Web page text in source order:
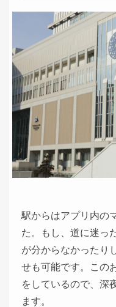
駅からはアプリ内の
た。もし、道に迷っ
が分からなかったり
せも可能です。この
をしているので、深
ます。